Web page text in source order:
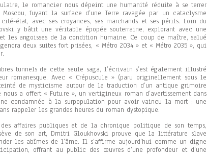
le romancier nous dépeint une humanité réduite à se terrer
fuyant la surface d’une Terre ravagée par un cataclysme
état, avec ses croyances, ses marchands et ses périls. Loin du
y bâtit une véritable épopée souterraine, explorant avec une
les angoisses de la condition humaine. Ce coup de maître, salué
deux suites fort prisées, « Métro 2034 » et « Métro 2035 », qui
tunnels de cette seule saga, l’écrivain s’est également illustré
romanesque. Avec « Crépuscule » (paru originellement sous le
de mysticisme autour de la traduction d’un antique grimoire
a offert « Futu.re », un vertigineux roman d’avertissement dans
condamnée à la surpopulation pour avoir vaincu la mort ; une
rappeler les grandes heures du roman dystopique.
affaires publiques et de la chronique politique de son temps,
de son art, Dmitri Gloukhovski prouve que la littérature slave
les abîmes de l’âme. Il s’affirme aujourd’hui comme un digne
offrant au public des œuvres d’une profondeur et d’une